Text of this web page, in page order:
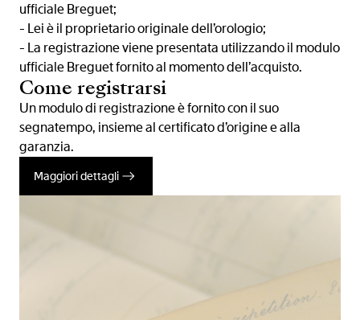
ufficiale Breguet;
- Lei è il proprietario originale dell’orologio;
- La registrazione viene presentata utilizzando il modulo
ufficiale Breguet fornito al momento dell’acquisto.
Come registrarsi
Un modulo di registrazione è fornito con il suo
segnatempo, insieme al certificato d’origine e alla
garanzia.
Maggiori dettagli